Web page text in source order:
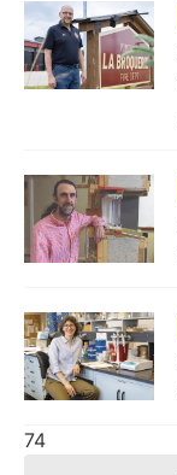
74